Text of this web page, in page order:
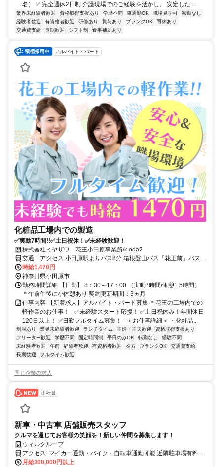
名） ✅ 完全週休2日制 介護現場でのご経験を活かし、 安定した...
業界未経験者歓迎 資格取得支援あり 学歴不問 車通勤OK 職場見学可
転勤なし
経験者歓迎
有資格者歓迎 研修あり 賞与あり ブランクOK
育休あり
交通費支給
長期歓迎 シフト制 食事補助あり
アルバイト・パート
化粧品工場内での製造
✅実動7時間!!✅土日祝休！✅未経験歓迎！
株式会社ミヤザワ 花王小田原事業所/k.oda2
交通・アクセス 小田原駅よりバス8分 箱根登山バス「花王前」バス停
下車
時給1,470円
神奈川県小田原市
勤務時間詳細 【日勤】 8：30～17：00 （実動7時間/休憩1.5時間）
＊午前午後に小休憩あり 契約更新期間：3ヵ月
仕事内容 【新着求人】アルバイト・パート募集 ＊花王の工場内での
軽作業のお仕事！ - ✅未経験スタート応援！ ✅土日祝休み！年間休日
120日以上！ ✅日勤フルタイム募集！ - ＜お仕事詳細＞ ・化粧品...
制服あり 業界未経験者歓迎 ランチタイム 主婦・主夫歓迎
資格取得支援あり
フリーター歓迎
学歴不問 固定時間制 平日のみOK 転勤なし
経験不問
未経験者歓迎
午前 経験者歓迎 有資格者歓迎 夕方 ブランクOK
交通費支給
長期歓迎
フルタイム歓迎
同じ企業の求人
正社員
新車・中古車 店舗販売スタッフ
クルマを通じてお客様の笑顔を！新しい仲間を募集します！
ウィルグループ
アクセス: マイカー通勤・バイク・自転車通勤可能 近隣駐車場有料
（3,000円）あり
月給300,000円以上